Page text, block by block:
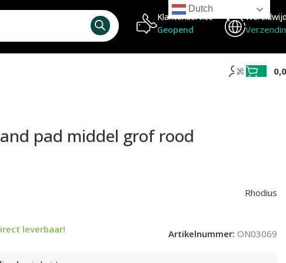
Klantenservice
Geopend
pad middel grof rood
Rhodius
leverbaar! Artikelnummer: ON03069
Dutch